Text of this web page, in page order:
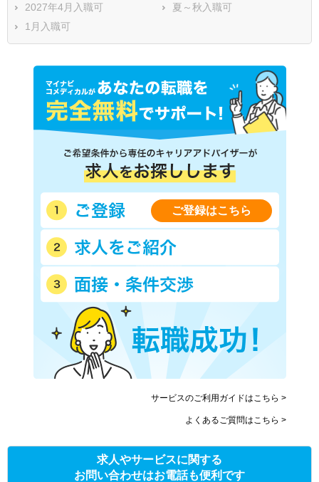
2027年4月入職可
夏～秋入職可
1月入職可
ご登録はこちら
サービスのご利用ガイドはこちら >
よくあるご質問はこちら >
求人やサービスに関する
お問い合わせはお電話も便利です